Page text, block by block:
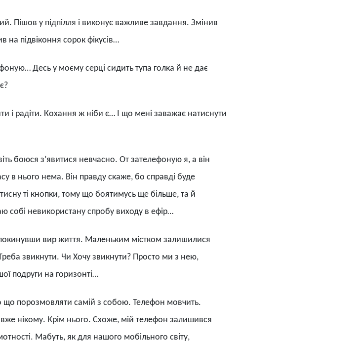
Пішов у підпілля і виконує важливе завдання. Змінив
на підвіконня сорок фікусів…
Десь у моєму серці сидить тупа голка й не дає
і радіти. Кохання ж ніби є… І що мені заважає натиснути
боюся з’явитися невчасно. От зателефоную я, а він
в нього нема. Він правду скаже, бо справді буде
ті кнопки, тому що боятимусь ще більше, та й
собі невикористану спробу виходу в ефір…
покинувши вир життя. Маленьким містком залишилися
звикнути. Чи Хочу звикнути? Просто ми з нею,
подруги на горизонті…
порозмовляти самій з собою. Телефон мовчить.
нікому. Крім нього. Схоже, мій телефон залишився
Мабуть, як для нашого мобільного світу,